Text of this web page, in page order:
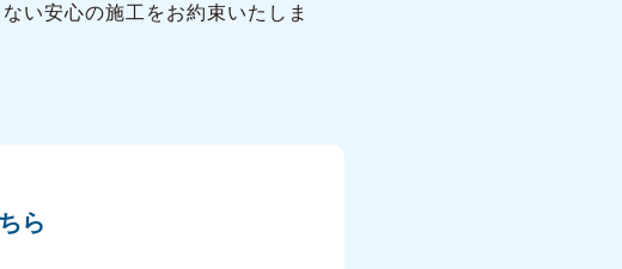
い安心の施工をお約束いたしま
ら